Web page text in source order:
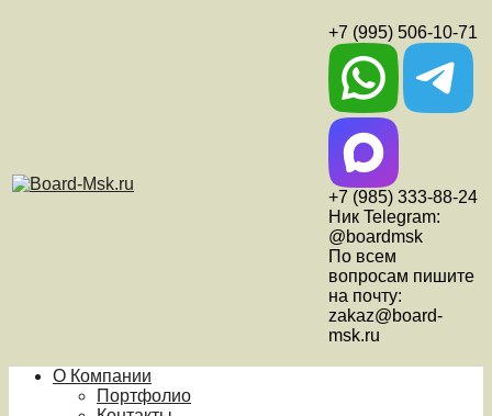
+7 (995) 506-10-71
+7 (985) 333-88-24
Ник Telegram:
@boardmsk
По всем
вопросам пишите
на почту:
zakaz@board-
msk.ru
О Компании
Портфолио